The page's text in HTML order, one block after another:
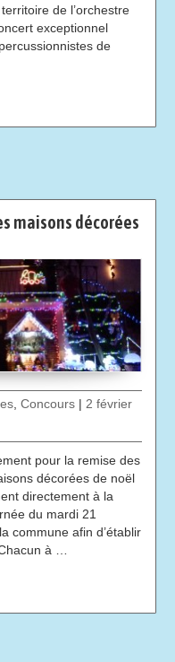
de l’orchestre
exceptionnel
de
maisons décorées
,Concours | 2 février
pour la remise des
décorées de noël
directement à la
du mardi 21
commune afin d’établir
à …